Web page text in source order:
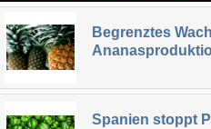
Begrenztes
Spanien stoppt